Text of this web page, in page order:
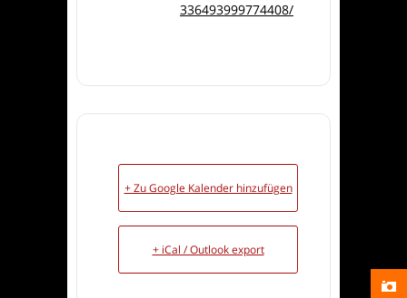
336493999774408/
+ Zu Google Kalender hinzufügen
+ iCal / Outlook export